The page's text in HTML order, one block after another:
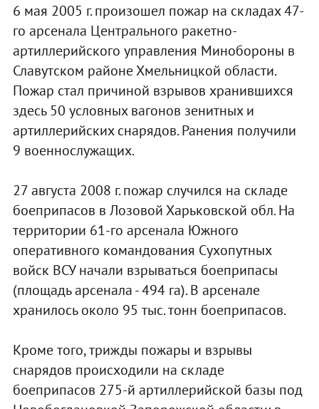
6 мая 2005 г. произошел пожар на складах 47-
го арсенала Центрального ракетно-
артиллерийского управления Минобороны в
Славутском районе Хмельницкой области.
Пожар стал причиной взрывов хранившихся
здесь 50 условных вагонов зенитных и
артиллерийских снарядов. Ранения получили
9 военнослужащих.
27 августа 2008 г. пожар случился на складе
боеприпасов в Лозовой Харьковской обл. На
территории 61-го арсенала Южного
оперативного командования Сухопутных
войск ВСУ начали взрываться боеприпасы
(площадь арсенала - 494 га). В арсенале
хранилось около 95 тыс. тонн боеприпасов.
Кроме того, трижды пожары и взрывы
снарядов происходили на складе
боеприпасов 275-й артиллерийской базы под